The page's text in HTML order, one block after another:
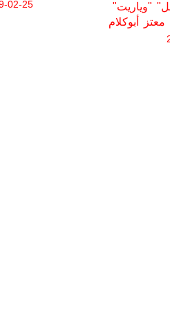
02-25
"ليت ما حصل لم يحصل" "وياريت
أبوكلام